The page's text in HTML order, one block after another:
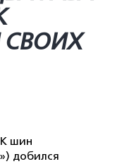
СВОИХ
шин
добился